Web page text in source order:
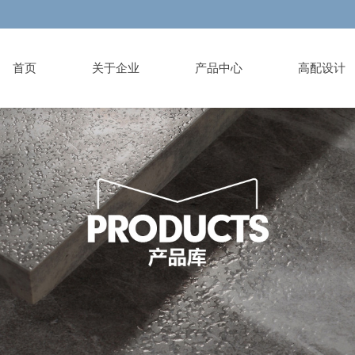
首页 关于企业 产品中心 高配设计
brand
Library
institute
List
area